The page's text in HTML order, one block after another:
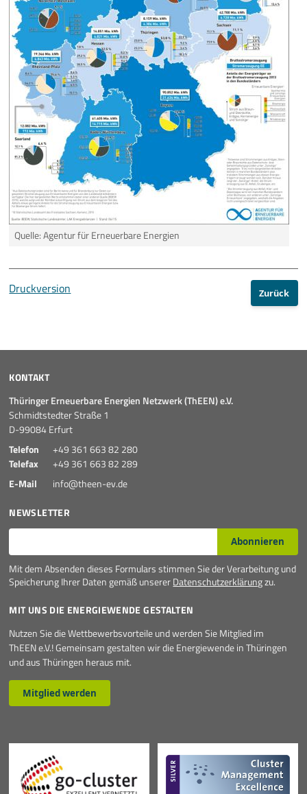
Quelle: Agentur für Erneuerbare Energien
Druckversion Zurück
KONTAKT
Thüringer Erneuerbare Energien Netzwerk (ThEEN) e.V.
Schmidtstedter Straße 1
D-99084 Erfurt
Telefon
+49 361 663 82 280
Telefax
+49 361 663 82 289
E-Mail
info@theen-ev.de
NEWSLETTER
E-Mail* Abonnieren
Mit dem Absenden dieses Formulars stimmen Sie der Verarbeitung und
Speicherung Ihrer Daten gemäß unsererDatenschutzerklärungzu.
MIT UNS DIE ENERGIEWENDE GESTALTEN
Nutzen Sie die Wettbewerbsvorteile und werden Sie Mitglied im
ThEEN e.V.! Gemeinsam gestalten wir die Energiewende in Thüringen
und aus Thüringen heraus mit.
Mitglied werden